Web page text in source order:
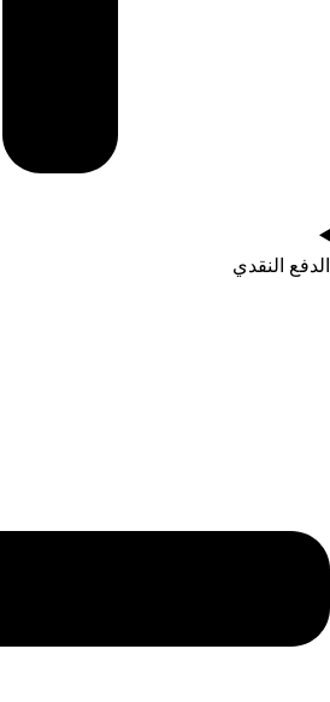
الدفع النقدي